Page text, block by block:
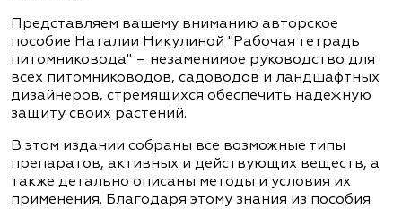
Представляем вашему вниманию авторское
пособие Наталии Никулиной "Рабочая тетрадь
питомниковода" – незаменимое руководство для
всех питомниководов, садоводов и ландшафтных
дизайнеров, стремящихся обеспечить надежную
защиту своих растений.
В этом издании собраны все возможные типы
препаратов, активных и действующих веществ, а
также детально описаны методы и условия их
применения. Благодаря этому знания из пособия